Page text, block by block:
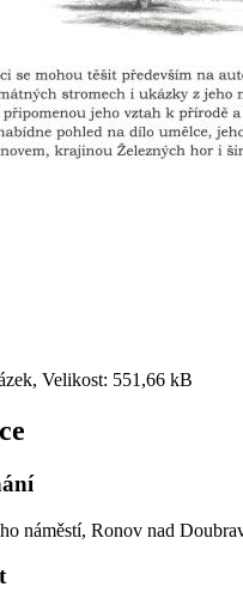
Velikost: 551,66 kB
náměstí, Ronov nad